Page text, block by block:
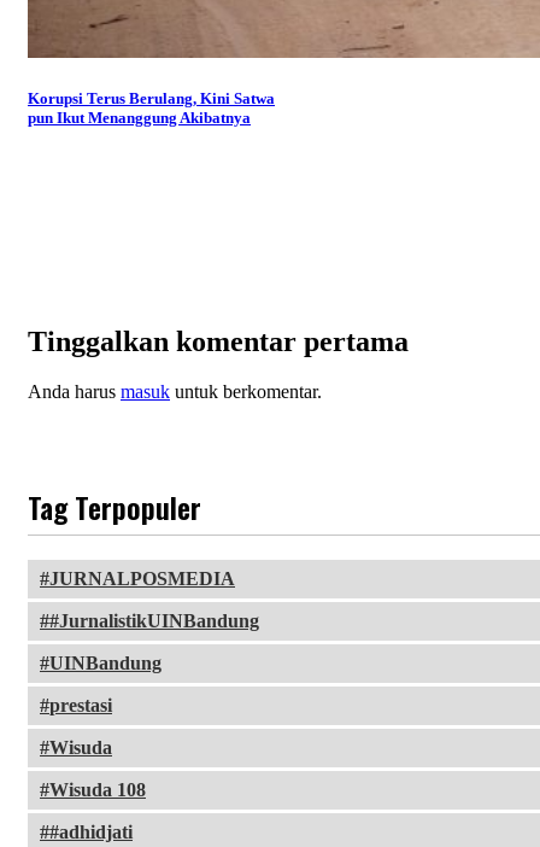
Korupsi Terus Berulang, Kini Satwa
pun Ikut Menanggung Akibatnya
Tinggalkan komentar pertama
Anda harus masuk untuk berkomentar.
Tag Terpopuler
JURNALPOSMEDIA
#JurnalistikUINBandung
UINBandung
prestasi
Wisuda
Wisuda 108
#adhidjati